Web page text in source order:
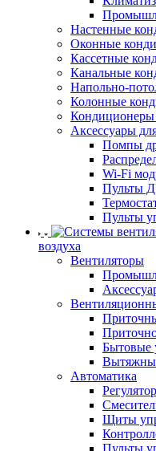
Настенные
Оконные
Кассетные
Канальные
Напольно-
Колонные
Кондиционеры
Аксессуары
Помпы
Wi-Fi
Пульты
Пульты
воздуха
Вентиляторы
Бытовые
Автоматика
Щиты
Пульты